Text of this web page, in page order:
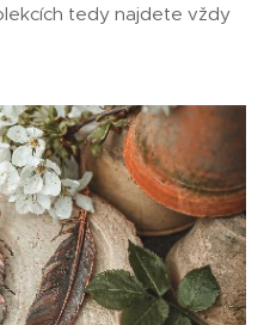
tedy najdete vždy